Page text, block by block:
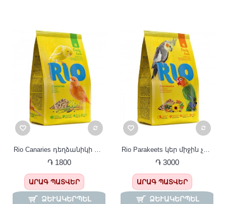
֏ 1800
ԱՐԱԳ ՊԱՏՎԵՐ
ՁԵՒԱԿԵՐՊԵԼ Պ
֏ 3000
ԱՐԱԳ ՊԱՏՎԵՐ
ՁԵՒԱԿԵՐՊԵԼ Պ